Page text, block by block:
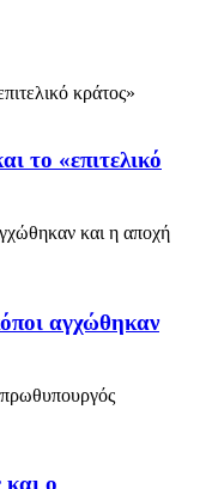
το «επιτελικό
αγχώθηκαν
ο